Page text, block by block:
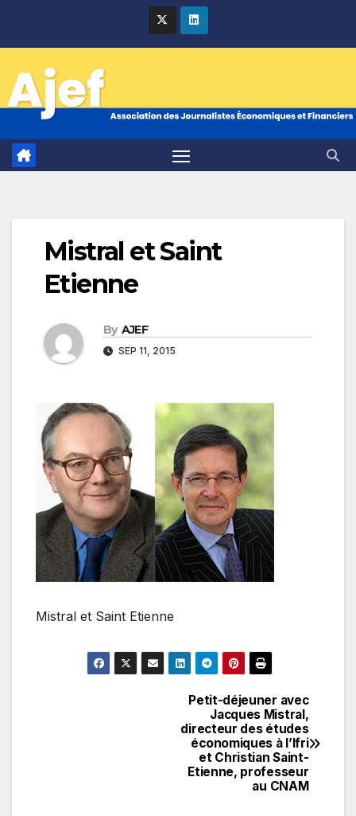
Mistral et Saint
Etienne
By AJEF
SEP 11, 2015
Mistral et Saint Etienne
Petit-déjeuner avec
Jacques Mistral,
directeur des études
économiques à l’Ifri
et Christian Saint-
Etienne, professeur
au CNAM